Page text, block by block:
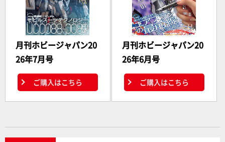
月刊ホビージャパン20
26年7月号
ご購入はこちら
月刊ホビージャパン20
26年6月号
ご購入はこちら